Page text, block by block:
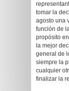
tomar la
agosto una
función de
propósito
la mejor
general de
siempre la
cualquier
finalizar la